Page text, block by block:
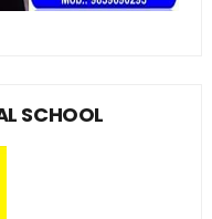
SCHOOL